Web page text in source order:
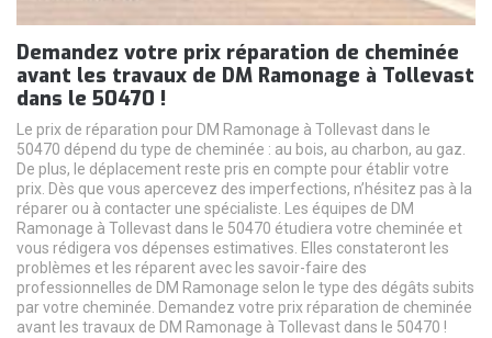
Demandez votre prix réparation de cheminée
avant les travaux de DM Ramonage à Tollevast
dans le 50470 !
Le prix de réparation pour DM Ramonage à Tollevast dans le
50470 dépend du type de cheminée : au bois, au charbon, au gaz.
De plus, le déplacement reste pris en compte pour établir votre
prix. Dès que vous apercevez des imperfections, n’hésitez pas à la
réparer ou à contacter une spécialiste. Les équipes de DM
Ramonage à Tollevast dans le 50470 étudiera votre cheminée et
vous rédigera vos dépenses estimatives. Elles constateront les
problèmes et les réparent avec les savoir-faire des
professionnelles de DM Ramonage selon le type des dégâts subits
par votre cheminée. Demandez votre prix réparation de cheminée
avant les travaux de DM Ramonage à Tollevast dans le 50470 !